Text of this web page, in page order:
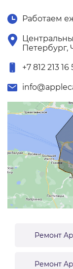
Работаем
Петербург,
+7 812 213 16
Ремонт
Ремонт